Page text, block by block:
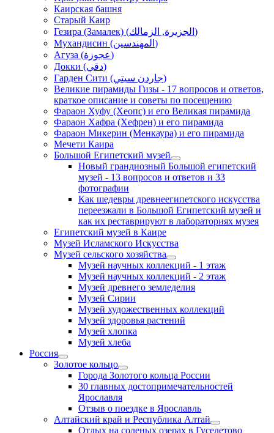
Каирская башня
Старый Каир
Гезира (Замалек) (الجزيرة, الزمالك)
Мухандисин (المهندسين)
Агуза (عجوزة)
Докки (دقي)
Гарден Сити (جاردن سيتي)
Великие пирамиды Гизы - 17 вопросов и ответов,
краткое описание и советы по посещению
Фараон Хуфу (Хеопс) и его Великая пирамида
Фараон Хафра (Хефрен) и его пирамида
Фараон Микерин (Менкаура) и его пирамида
Мечети Каира
Большой Египетский музей
Новый грандиозный Большой египетский
музей - 13 вопросов и ответов и 33
фотографии
Как шедевры древнеегипетского искусства
переезжали в Большой Египетский музей и
как их реставрируют в лабораториях музея
Египетский музей в Каире
Музей Исламского Искусства
Музей сельского хозяйства
Музей научных коллекций - 1 этаж
Музей научных коллекций - 2 этаж
Музей древнего земледелия
Музей Сирии
Музей художественных коллекций
Музей здоровья растений
Музей хлопка
Музей хлеба
Россия
Золотое кольцо
Города Золотого кольца России
30 главных достопримечательностей
Ярославля
Отзыв о поездке в Ярославль
Алтайский край и Республика Алтай
Отдых на соленых озерах в Гуселетово